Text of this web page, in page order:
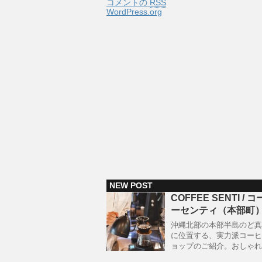
コメントの RSS
WordPress.org
NEW POST
COFFEE SENTI / コ
ーセンティ（本部町）
沖縄北部の本部半島のど
に位置する、実力派コー
ョップのご紹介。おしゃ